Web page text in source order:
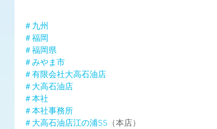
＃九州
＃福岡
＃福岡県
＃みやま市
＃有限会社大高石油店
＃大高石油店
＃本社
＃本社事務所
＃大高石油店江の浦SS （本店）